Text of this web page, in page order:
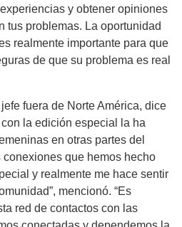
y obtener opiniones
tus problemas. La oportunidad
realmente importante para que
de que su problema es real
fuera de Norte América, dice
la edición especial la ha
en otras partes del
conexiones que hemos hecho
y realmente me hace sentir
mencionó. “Es
red de contactos con las